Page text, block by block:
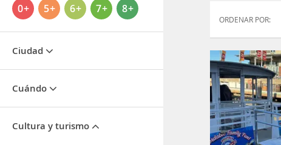
0+ 5+ 6+ 7+ 8+
Ciudad
Cuándo
Cultura y turismo
ORDENAR POR: